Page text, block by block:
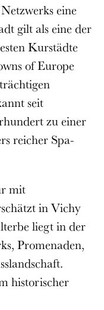
eine
gilt als eine der
Kurstädte
of Europe
seit
zu einer
reicher Spa-
mit
in Vichy
liegt in der
Promenaden,
historischer